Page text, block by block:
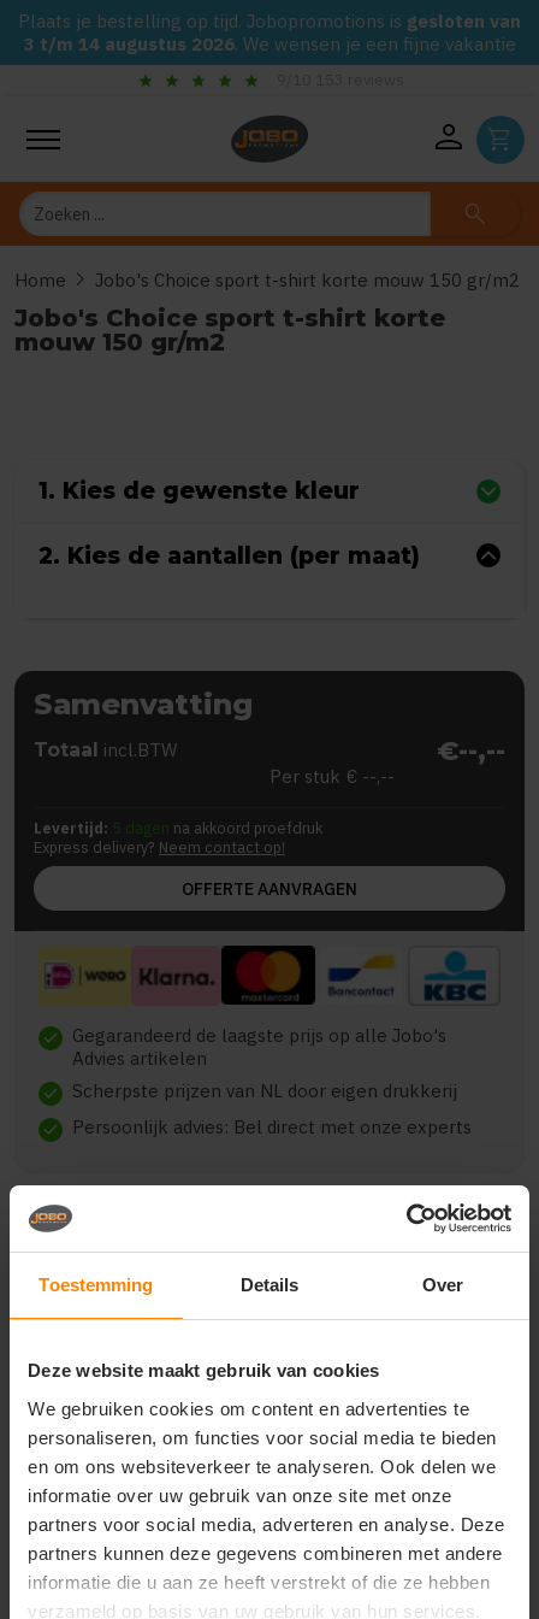
Toestemming Details Over
Deze website maakt gebruik van cookies
We gebruiken cookies om content en advertenties te
personaliseren, om functies voor social media te bieden
en om ons websiteverkeer te analyseren. Ook delen we
informatie over uw gebruik van onze site met onze
partners voor social media, adverteren en analyse. Deze
partners kunnen deze gegevens combineren met andere
informatie die u aan ze heeft verstrekt of die ze hebben
verzameld op basis van uw gebruik van hun services.
Plaats je bestelling op tijd. Jobopromotions is gesloten van
3 t/m 14 augustus 2026. We wensen je een fijne vakantie
check_circle Gegarandeerd de laagste prijs op alle
person shopping_cart
Zoeken search
Home chevron_right Jobo's Choice sport t-shirt korte mouw 150 gr/m2
Jobo's Choice sport t-shirt korte
mouw 150 gr/m2
1. Kies de gewenste kleur
2. Kies de aantallen (per maat)
Samenvatting
Totaal incl.BTW €--,--
Per stuk € --,--
Levertijd: 5 dagen na akkoord proefdruk
Express delivery? Neem contact op!
OFFERTE AANVRAGEN
check Gegarandeerd de laagste prijs op alle Jobo's
Advies artikelen
check Scherpste prijzen van NL door eigen drukkerij
check Persoonlijk advies: Bel direct met onze experts
Beschrijving Reviews (0)
{"qty":79,"clr":"Navy Blue","szs":
{"XS":15,"S":25,"M":33,"L":5,"XL":1},"prnts":
[{"pp":"Achterzijde","pt":"Bedrukking","ct":"E\u00e9n
kleur"}]}
Vragen? Neem contact
op met onze
klantenservice